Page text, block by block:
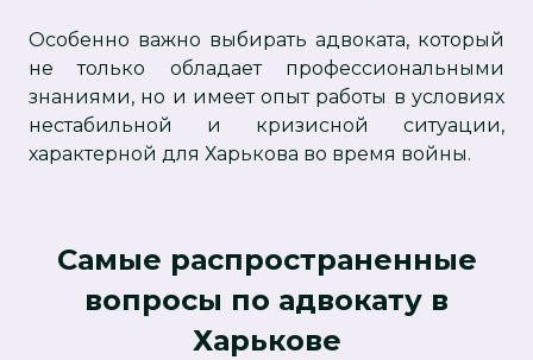
Особенно важно выбирать адвоката, который
не только обладает профессиональными
знаниями, но и имеет опыт работы в условиях
нестабильной и кризисной ситуации,
характерной для Харькова во время войны.
Самые распространенные
вопросы по адвокату в
Харькове